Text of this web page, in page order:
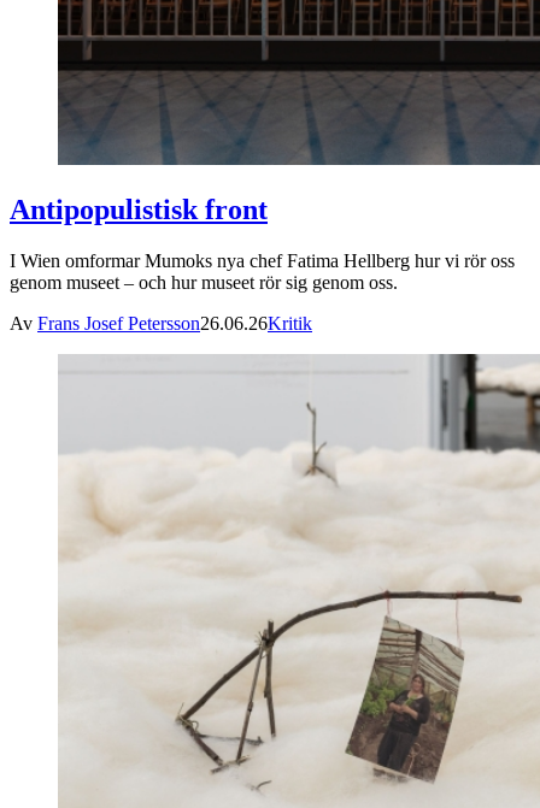
Antipopulistisk front
I Wien omformar Mumoks nya chef Fatima Hellberg hur vi rör oss
genom museet – och hur museet rör sig genom oss.
Av Frans Josef Petersson26.06.26Kritik